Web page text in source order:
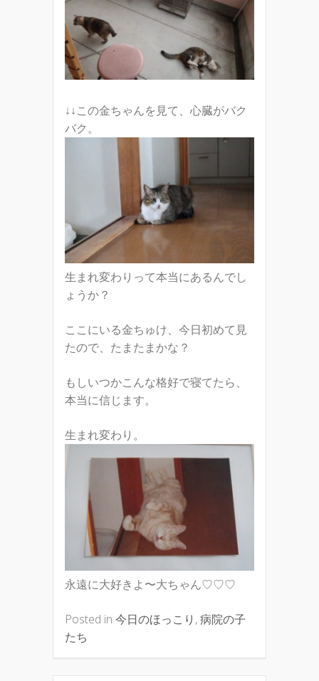
↓↓この金ちゃんを見て、心臓がバク
バク。
生まれ変わりって本当にあるんでし
ょうか？
ここにいる金ちゅけ、今日初めて見
たので、たまたまかな？
もしいつかこんな格好で寝てたら、
本当に信じます。
生まれ変わり。
永遠に大好きよ〜大ちゃん♡♡♡
Posted in 今日のほっこり ,病院の子
たち